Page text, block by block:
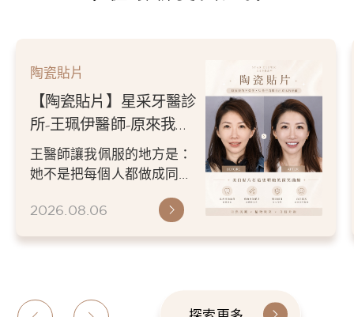
陶瓷貼片
【陶瓷貼片】星采牙醫診
所-王珮伊醫師-原來我的
不愛笑，只是不喜歡自己
原本的牙齒
王醫師讓我佩服的地方是：
她不是把每個人都做成同一
更適合自己的樣子。 現...
2026.08.06